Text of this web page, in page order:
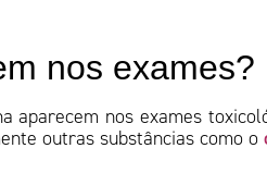
nos exames?
aparecem nos exames
outras substâncias como o